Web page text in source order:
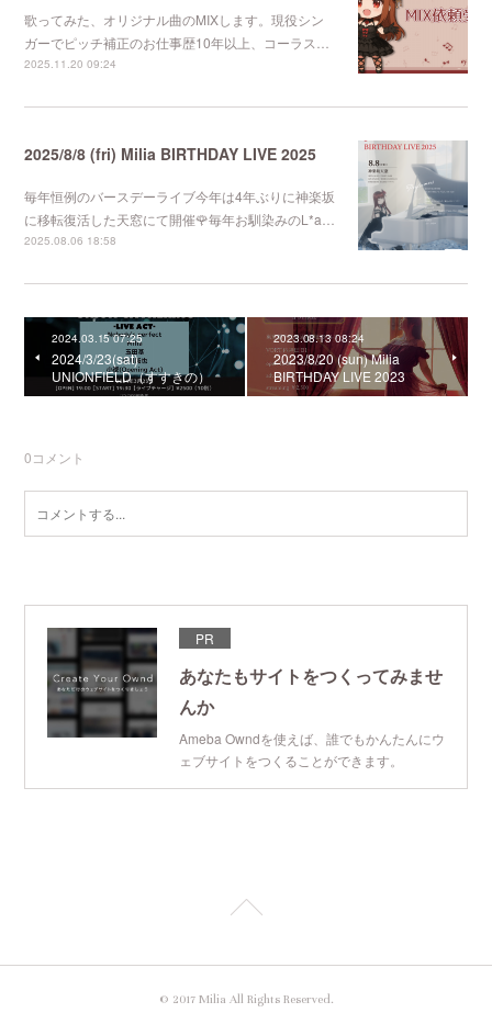
歌ってみた、オリジナル曲のMIXします。現役シン
ガーでピッチ補正のお仕事歴10年以上、コーラス…
2025.11.20 09:24
2025/8/8 (fri) Milia BIRTHDAY LIVE 2025
毎年恒例のバースデーライブ今年は4年ぶりに神楽坂
に移転復活した天窓にて開催🌹毎年お馴染みのL*a…
2025.08.06 18:58
2024.03.15 07:25
2024/3/23(sat)
UNIONFIELD（すすきの）
2023.08.13 08:24
2023/8/20 (sun) Milia
BIRTHDAY LIVE 2023
0コメント
PR
あなたもサイトをつくってみませ
んか
Ameba Owndを使えば、誰でもかんたんにウ
ェブサイトをつくることができます。
© 2017 Milia All Rights Reserved.